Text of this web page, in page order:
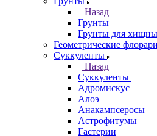
Назад
Грунты
Грунты для
Геометрические
Суккуленты
Назад
Суккуленты
Адромискус
Алоэ
Анакампсеросы
Астрофитумы
Гастерии